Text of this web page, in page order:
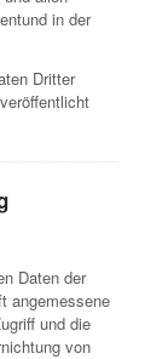
in der
Dritter
Daten der
angemessene
und die
von